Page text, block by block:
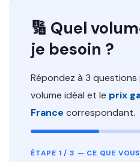
🔢 Quel
je besoin ?
Répondez à 3
volume idéal et le prix
France correspondant.
ÉTAPE 1 / 3 — CE QUE